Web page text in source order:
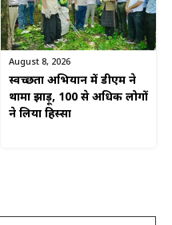
August 8, 2026
स्वच्छता अभियान में डीएम ने
थामा झाड़ू, 100 से अधिक लोगों
ने लिया हिस्सा